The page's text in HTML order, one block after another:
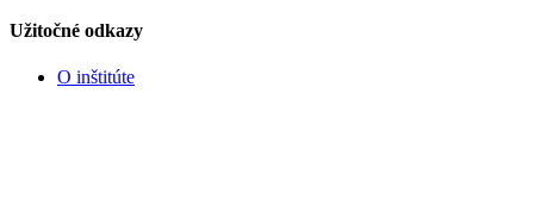
Užitočné odkazy
O inštitúte